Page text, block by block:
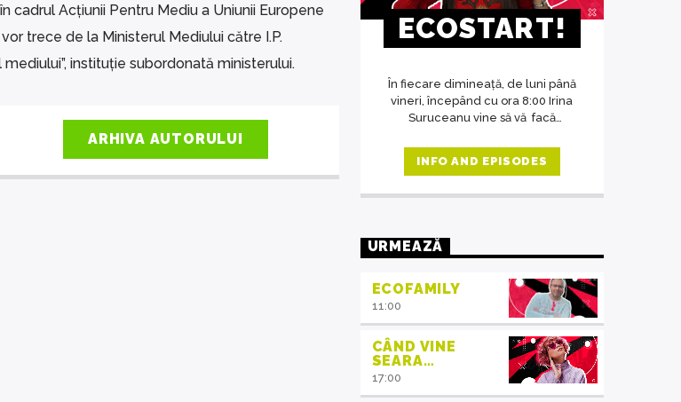
cadrul Acțiunii Pentru Mediu a Uniunii Europene
trece de la Ministerul Mediului către I.P.
instituție subordonată ministerului.
ARHIVA AUTORULUI
ECOSTART!
În fiecare dimineață, de luni până
vineri, începând cu ora 8:00 Irina
Suruceanu vine să vă facă
INFO AND EPISODES
URMEAZĂ
ECOFAMILY
11:00
CÂND VINE
SEARA…
17:00